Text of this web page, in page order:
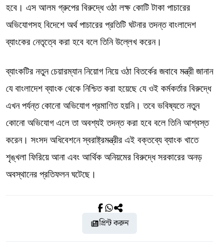
হবে। এস আলম গ্রুপের বিরুদ্ধে ওঠা লক্ষ কোটি টাকা পাচারের
অভিযোগসহ বিদেশে অর্থ পাচারের প্রতিটি ঘটনার তদন্ত বাংলাদেশ
ব্যাংকের নেতৃত্বে করা হবে বলে তিনি উল্লেখ করেন।
ব্যাংকটির নতুন চেয়ারম্যান নিয়োগ নিয়ে ওঠা বিতর্কের জবাবে মন্ত্রী জানান
যে বাংলাদেশ ব্যাংক থেকে নিশ্চিত করা হয়েছে যে ওই কর্মকর্তার বিরুদ্ধে
এখন পর্যন্ত কোনো অভিযোগ প্রমাণিত হয়নি। তবে ভবিষ্যতে নতুন
কোনো অভিযোগ এলে তা অবশ্যই তদন্ত করা হবে বলে তিনি আশ্বস্ত
করেন। সংসদ অধিবেশনে স্বরাষ্ট্রমন্ত্রীর এই বক্তব্যে ব্যাংক খাতে
শৃঙ্খলা ফিরিয়ে আনা এবং আর্থিক অনিয়মের বিরুদ্ধে সরকারের অনড়
অবস্থানের প্রতিফলন ঘটেছে।
প্রিন্ট করুন